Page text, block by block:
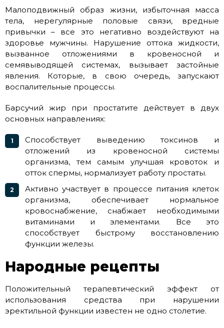
Малоподвижный образ жизни, избыточная масса
тела, нерегулярные половые связи, вредные
привычки – все это негативно воздействуют на
здоровье мужчины. Нарушение оттока жидкости,
вызванное отложениями в кровеносной и
семявыводящей системах, вызывает застойные
явления. Которые, в свою очередь, запускают
воспалительные процессы.
Барсучий жир при простатите действует в двух
основных направлениях:
Способствует выведению токсинов и
отложений из кровеносной системы
организма, тем самым улучшая кровоток и
отток спермы, нормализует работу простаты.
Активно участвует в процессе питания клеток
организма, обеспечивает нормальное
кровоснабжение, снабжает необходимыми
витаминами и элементами. Все это
способствует быстрому восстановлению
функции железы.
Народные рецепты
Положительный терапевтический эффект от
использования средства при нарушении
эректильной функции известен не одно столетие.